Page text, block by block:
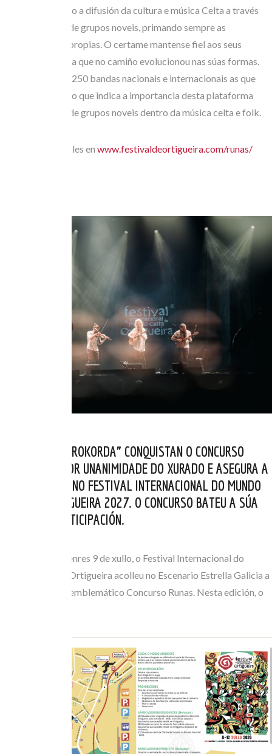
como obxectivo a difusión da cultura e música Celta a través
da promoción de grupos noveis, primando sempre as
composicións propias. O certame mantense fiel aos seus
principios, aínda que no camiño evolucionou nas súas formas.
Xa son máis de 250 bandas nacionais e internacionais as que
pasaron por el, o que indica a importancia desta plataforma
de promoción de grupos noveis dentro da música celta e folk.
Bases dispoñibles en www.festivaldeortigueira.com/runas/
OS BELGAS “AÉROKORDA” CONQUISTAN O CONCURSO
RUNAS 2026 POR UNANIMIDADE DO XURADO E ASEGURA A
SÚA PRESENZA NO FESTIVAL INTERNACIONAL DO MUNDO
CELTA DE ORTIGUEIRA 2027. O CONCURSO BATEU A SÚA
MARCA DE PARTICIPACIÓN.
Na xornada do venres 9 de xullo, o Festival Internacional do
Mundo Celta de Ortigueira acolleu no Escenario Estrella Galicia a
gran final do seu emblemático Concurso Runas. Nesta edición, o